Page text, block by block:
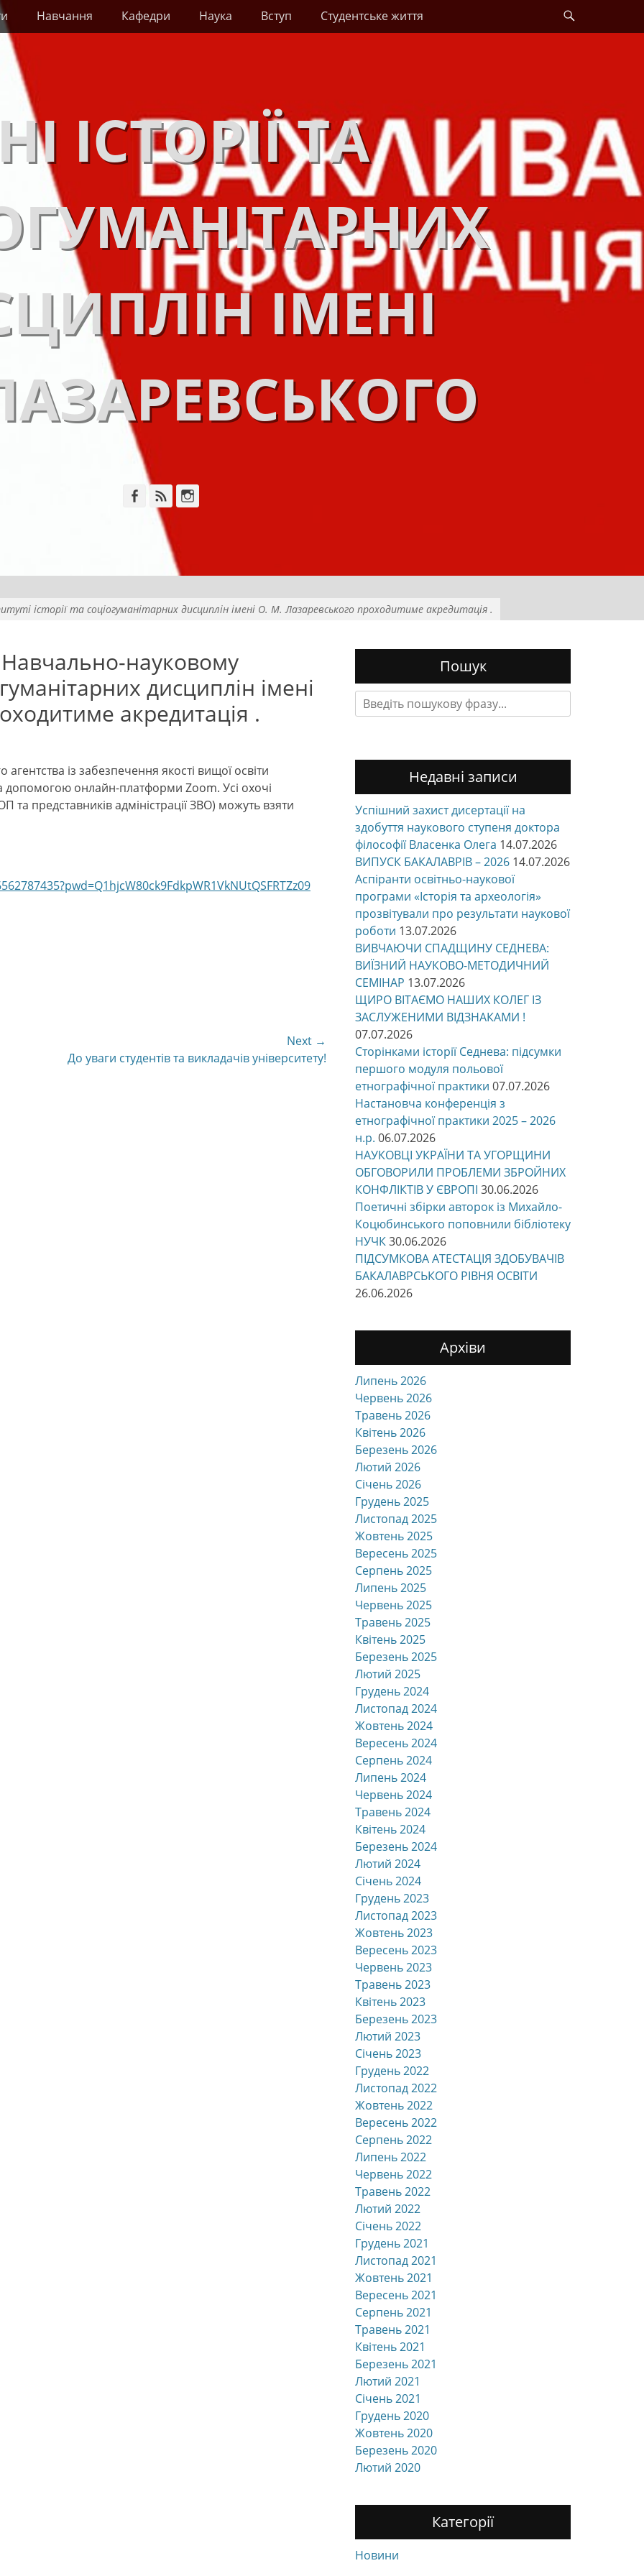
Навчання Кафедри Наука Вступ Студентське життя
ІСТОРІЇ ТА
ІМЕНІ
Facebook
Feed
історії та соціогуманітарних дисциплін імені О. М. Лазаревського проходитиме акредитація .
науковому
дисциплін імені
акредитація .
із забезпечення якості вищої освіти
допомогою онлайн-платформи Zoom. Усі охочі
та представників адміністрації ЗВО) можуть взяти
Next →
До уваги студентів та викладачів університету!
Пошук
Search
for:
Недавні записи
Успішний захист дисертації на
здобуття наукового ступеня доктора
філософії Власенка Олега 14.07.2026
ВИПУСК БАКАЛАВРІВ – 2026 14.07.2026
Аспіранти освітньо-наукової
програми «Історія та археологія»
прозвітували про результати наукової
роботи 13.07.2026
ВИВЧАЮЧИ СПАДЩИНУ СЕДНЕВА:
ВИЇЗНИЙ НАУКОВО-МЕТОДИЧНИЙ
СЕМІНАР 13.07.2026
ЩИРО ВІТАЄМО НАШИХ КОЛЕГ ІЗ
ЗАСЛУЖЕНИМИ ВІДЗНАКАМИ !
07.07.2026
Сторінками історії Седнева: підсумки
першого модуля польової
етнографічної практики 07.07.2026
Настановча конференція з
етнографічної практики 2025 – 2026
н.р. 06.07.2026
НАУКОВЦІ УКРАЇНИ ТА УГОРЩИНИ
ОБГОВОРИЛИ ПРОБЛЕМИ ЗБРОЙНИХ
КОНФЛІКТІВ У ЄВРОПІ 30.06.2026
Поетичні збірки авторок із Михайло-
Коцюбинського поповнили бібліотеку
НУЧК30.06.2026
ПІДСУМКОВА АТЕСТАЦІЯ ЗДОБУВАЧІВ
БАКАЛАВРСЬКОГО РІВНЯ ОСВІТИ
26.06.2026
Архіви
Липень 2026
Червень 2026
Травень 2026
Квітень 2026
Березень 2026
Лютий 2026
Січень 2026
Грудень 2025
Листопад 2025
Жовтень 2025
Вересень 2025
Серпень 2025
Липень 2025
Червень 2025
Травень 2025
Квітень 2025
Березень 2025
Лютий 2025
Грудень 2024
Листопад 2024
Жовтень 2024
Вересень 2024
Серпень 2024
Липень 2024
Червень 2024
Травень 2024
Квітень 2024
Березень 2024
Лютий 2024
Січень 2024
Грудень 2023
Листопад 2023
Жовтень 2023
Вересень 2023
Червень 2023
Травень 2023
Квітень 2023
Березень 2023
Лютий 2023
Січень 2023
Грудень 2022
Листопад 2022
Жовтень 2022
Вересень 2022
Серпень 2022
Липень 2022
Червень 2022
Травень 2022
Лютий 2022
Січень 2022
Грудень 2021
Листопад 2021
Жовтень 2021
Вересень 2021
Серпень 2021
Травень 2021
Квітень 2021
Березень 2021
Лютий 2021
Січень 2021
Грудень 2020
Жовтень 2020
Березень 2020
Лютий 2020
Категорії
Новини